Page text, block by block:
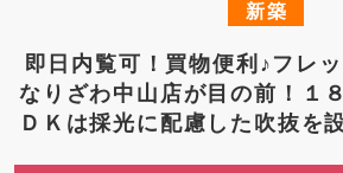
新築
即日内覧可！買物便利♪フレ
なりざわ中山店が目の前！１
ＤＫは採光に配慮した吹抜を